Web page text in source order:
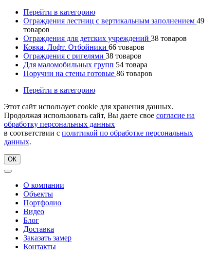
Перейти в категорию
Ограждения лестниц с вертикальным заполнением 49
товаров
Ограждения для детских учреждений 38 товаров
Ковка. Лофт. Отбойники 66 товаров
Ограждения с ригелями 38 товаров
Для маломобильных групп 54 товара
Поручни на стены готовые 86 товаров
Перейти в категорию
Этот сайт использует cookie для хранения данных.
Продолжая использовать сайт, Вы даете свое согласие на
обработку персональных данных
в соответствии с политикой по обработке персональных
данных.
ОК
О компании
Объекты
Портфолио
Видео
Блог
Доставка
Заказать замер
Контакты